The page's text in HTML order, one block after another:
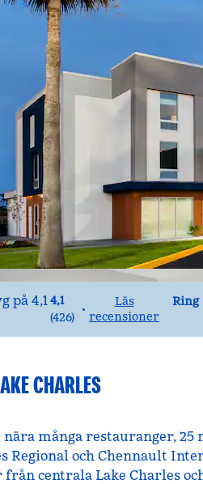
4,1
(426)
•
Läs
recensioner
Ring
Ring
CHARLES
många restauranger, 25
Regional och Chennault
centrala Lake Charles